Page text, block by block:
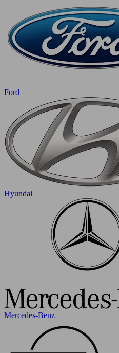
Ford
Hyundai
Mercedes-Benz